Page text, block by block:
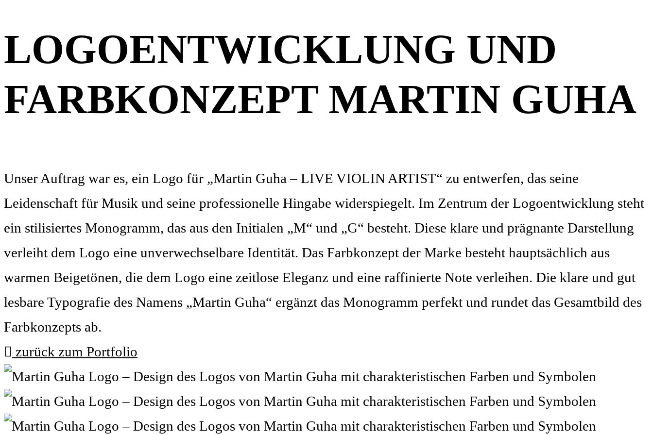
LOGOENTWICKLUNG UND
FARBKONZEPT MARTIN GUHA
Unser Auftrag war es, ein Logo für „Martin Guha – LIVE VIOLIN ARTIST“ zu entwerfen, das seine
Leidenschaft für Musik und seine professionelle Hingabe widerspiegelt. Im Zentrum der Logoentwicklung steht
ein stilisiertes Monogramm, das aus den Initialen „M“ und „G“ besteht. Diese klare und prägnante Darstellung
verleiht dem Logo eine unverwechselbare Identität. Das Farbkonzept der Marke besteht hauptsächlich aus
warmen Beigetönen, die dem Logo eine zeitlose Eleganz und eine raffinierte Note verleihen. Die klare und gut
lesbare Typografie des Namens „Martin Guha“ ergänzt das Monogramm perfekt und rundet das Gesamtbild des
Farbkonzepts ab.
zurück zum Portfolio